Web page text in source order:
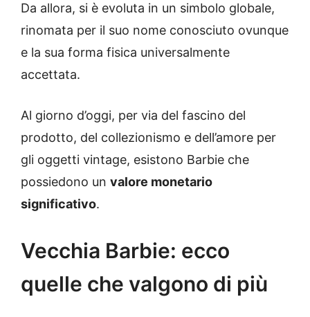
Da allora, si è evoluta in un simbolo globale,
rinomata per il suo nome conosciuto ovunque
e la sua forma fisica universalmente
accettata.
Al giorno d’oggi, per via del fascino del
prodotto, del collezionismo e dell’amore per
gli oggetti vintage, esistono Barbie che
possiedono un valore monetario
significativo.
Vecchia Barbie: ecco
quelle che valgono di più